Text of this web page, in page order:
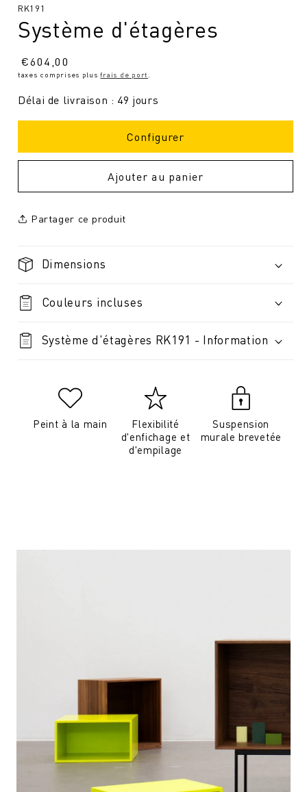
modal
SKU
:
RK191
Système d'étagères
Prix
normal
€604,00
taxes comprises plusfrais de port
Délai de livraison : 49 jours
Configurer
Ajouter au panier
Partager ce produit
Dimensions
Couleurs incluses
Système d'étagères RK191 - Information
Peint à la main
Flexibilité
d'enfichage et
d'empilage
Suspension
murale brevetée